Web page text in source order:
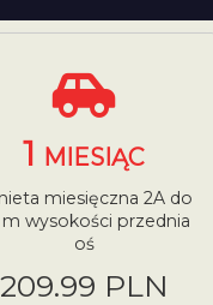
1 MIESIĄC
miesięczna 2A do
m wysokości przednia
oś
209.99 PLN